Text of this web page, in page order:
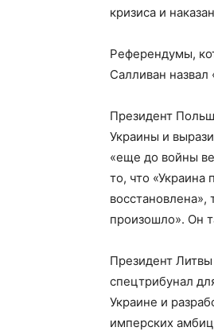
кризиса и
Референдумы,
Салливан назвал
Президент
Украины и
«еще до войны
то, что «Украина
произошло». Он
Президент
спецтрибунал
Украине и
имперских